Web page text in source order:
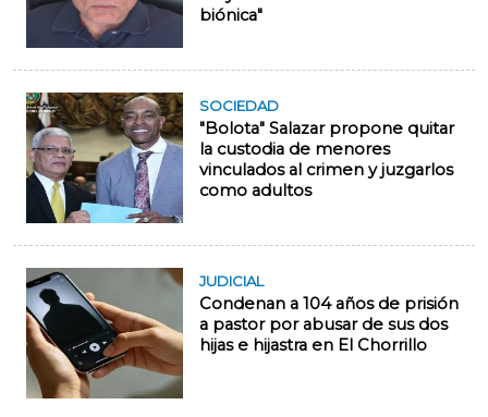
biónica"
SOCIEDAD
"Bolota" Salazar propone quitar
la custodia de menores
vinculados al crimen y juzgarlos
como adultos
JUDICIAL
Condenan a 104 años de prisión
a pastor por abusar de sus dos
hijas e hijastra en El Chorrillo